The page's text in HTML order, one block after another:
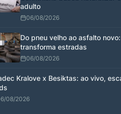
adulto
06/08/2026
Do pneu velho ao asfalto
transforma estradas
06/08/2026
Kralove x Besiktas: ao vivo,
08/2026